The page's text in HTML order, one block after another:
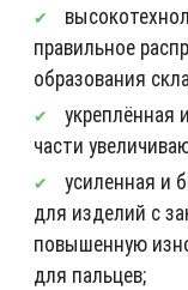
правильное
образования
укреплённая
части
усиленная и
для изделий с
повышенную
для пальцев;